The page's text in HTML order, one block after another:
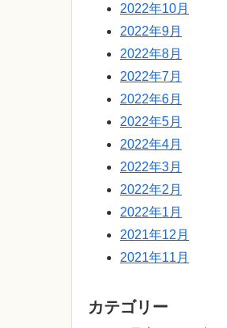
2022年10月
2022年9月
2022年8月
2022年7月
2022年6月
2022年5月
2022年4月
2022年3月
2022年2月
2022年1月
2021年12月
2021年11月
カテゴリー